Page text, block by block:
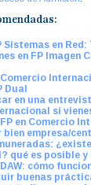
Sistemas en
en FP Imagen
Dual
en una
si
en Comercio
bien empresa/
qué es posible y
cómo
buenas